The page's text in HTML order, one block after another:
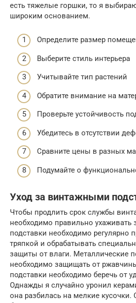
есть тяжелые горшки, то я
широким основанием.
Определите размер
Выберите стиль интерьера
Учитывайте тип растений
Обратите внимание на
Проверьте устойчивость
Убедитесь в отсутствии
Сравните цены в разных
Подумайте о
Уход за винтажными
Чтобы продлить срок службы
необходимо правильно ухаживать
подставки необходимо регулярно
тряпкой и обрабатывать
защиты от влаги. Металлические
необходимо защищать от
подставки необходимо беречь от
Однажды я случайно уронил
она разбилась на мелкие кусочки.